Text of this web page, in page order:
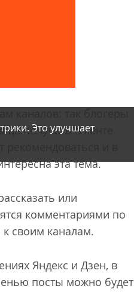
получать в ленте
и в
эта тема.
или
комментариями по
своим каналам.
Яндекс и Дзен, в
посты можно будет
Это улучшает